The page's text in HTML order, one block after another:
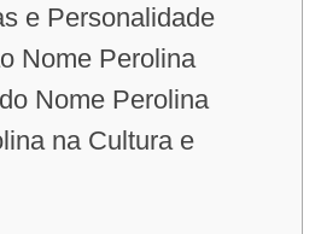
e Personalidade
Nome Perolina
Nome Perolina
na Cultura e